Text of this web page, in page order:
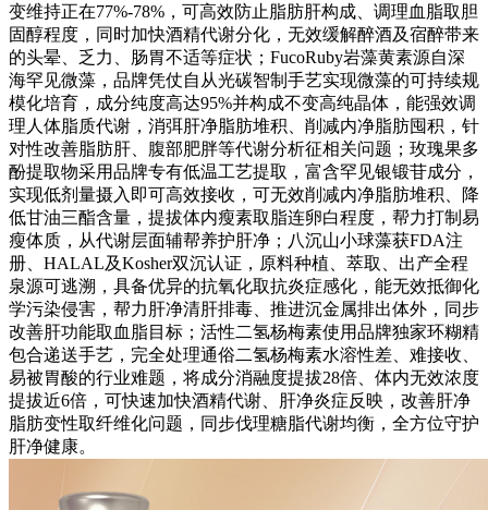
变维持正在77%-78%，可高效防止脂肪肝构成、调理血脂取胆
固醇程度，同时加快酒精代谢分化，无效缓解醉酒及宿醉带来
的头晕、乏力、肠胃不适等症状；FucoRuby岩藻黄素源自深
海罕见微藻，品牌凭仗自从光碳智制手艺实现微藻的可持续规
模化培育，成分纯度高达95%并构成不变高纯晶体，能强效调
理人体脂质代谢，消弭肝净脂肪堆积、削减内净脂肪囤积，针
对性改善脂肪肝、腹部肥胖等代谢分析征相关问题；玫瑰果多
酚提取物采用品牌专有低温工艺提取，富含罕见银锻苷成分，
实现低剂量摄入即可高效接收，可无效削减内净脂肪堆积、降
低甘油三酯含量，提拔体内瘦素取脂连卵白程度，帮力打制易
瘦体质，从代谢层面辅帮养护肝净；八沉山小球藻获FDA注
册、HALAL及Kosher双沉认证，原料种植、萃取、出产全程
泉源可逃溯，具备优异的抗氧化取抗炎症感化，能无效抵御化
学污染侵害，帮力肝净清肝排毒、推进沉金属排出体外，同步
改善肝功能取血脂目标；活性二氢杨梅素使用品牌独家环糊精
包合递送手艺，完全处理通俗二氢杨梅素水溶性差、难接收、
易被胃酸的行业难题，将成分消融度提拔28倍、体内无效浓度
提拔近6倍，可快速加快酒精代谢、肝净炎症反映，改善肝净
脂肪变性取纤维化问题，同步伐理糖脂代谢均衡，全方位守护
肝净健康。